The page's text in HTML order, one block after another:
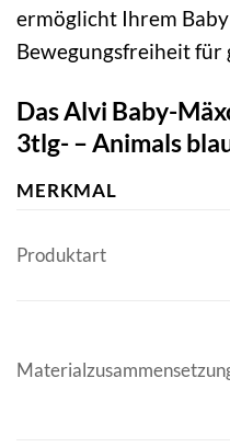
ermöglicht Ihrem
Bewegungsfreiheit für
Das Alvi Baby-
3tlg- – Animals
MERKMAL
Produktart